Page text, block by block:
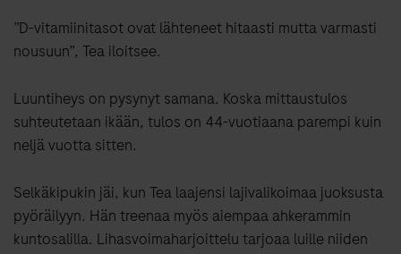
”D-vitamiinitasot ovat lähteneet hitaasti mutta varmasti
nousuun”, Tea iloitsee.
Luuntiheys on pysynyt samana. Koska mittaustulos
suhteutetaan ikään, tulos on 44-vuotiaana parempi kuin
neljä vuotta sitten.
Selkäkipukin jäi, kun Tea laajensi lajivalikoimaa juoksusta
pyöräilyyn. Hän treenaa myös aiempaa ahkerammin
kuntosalilla. Lihasvoimaharjoittelu tarjoaa luille niiden